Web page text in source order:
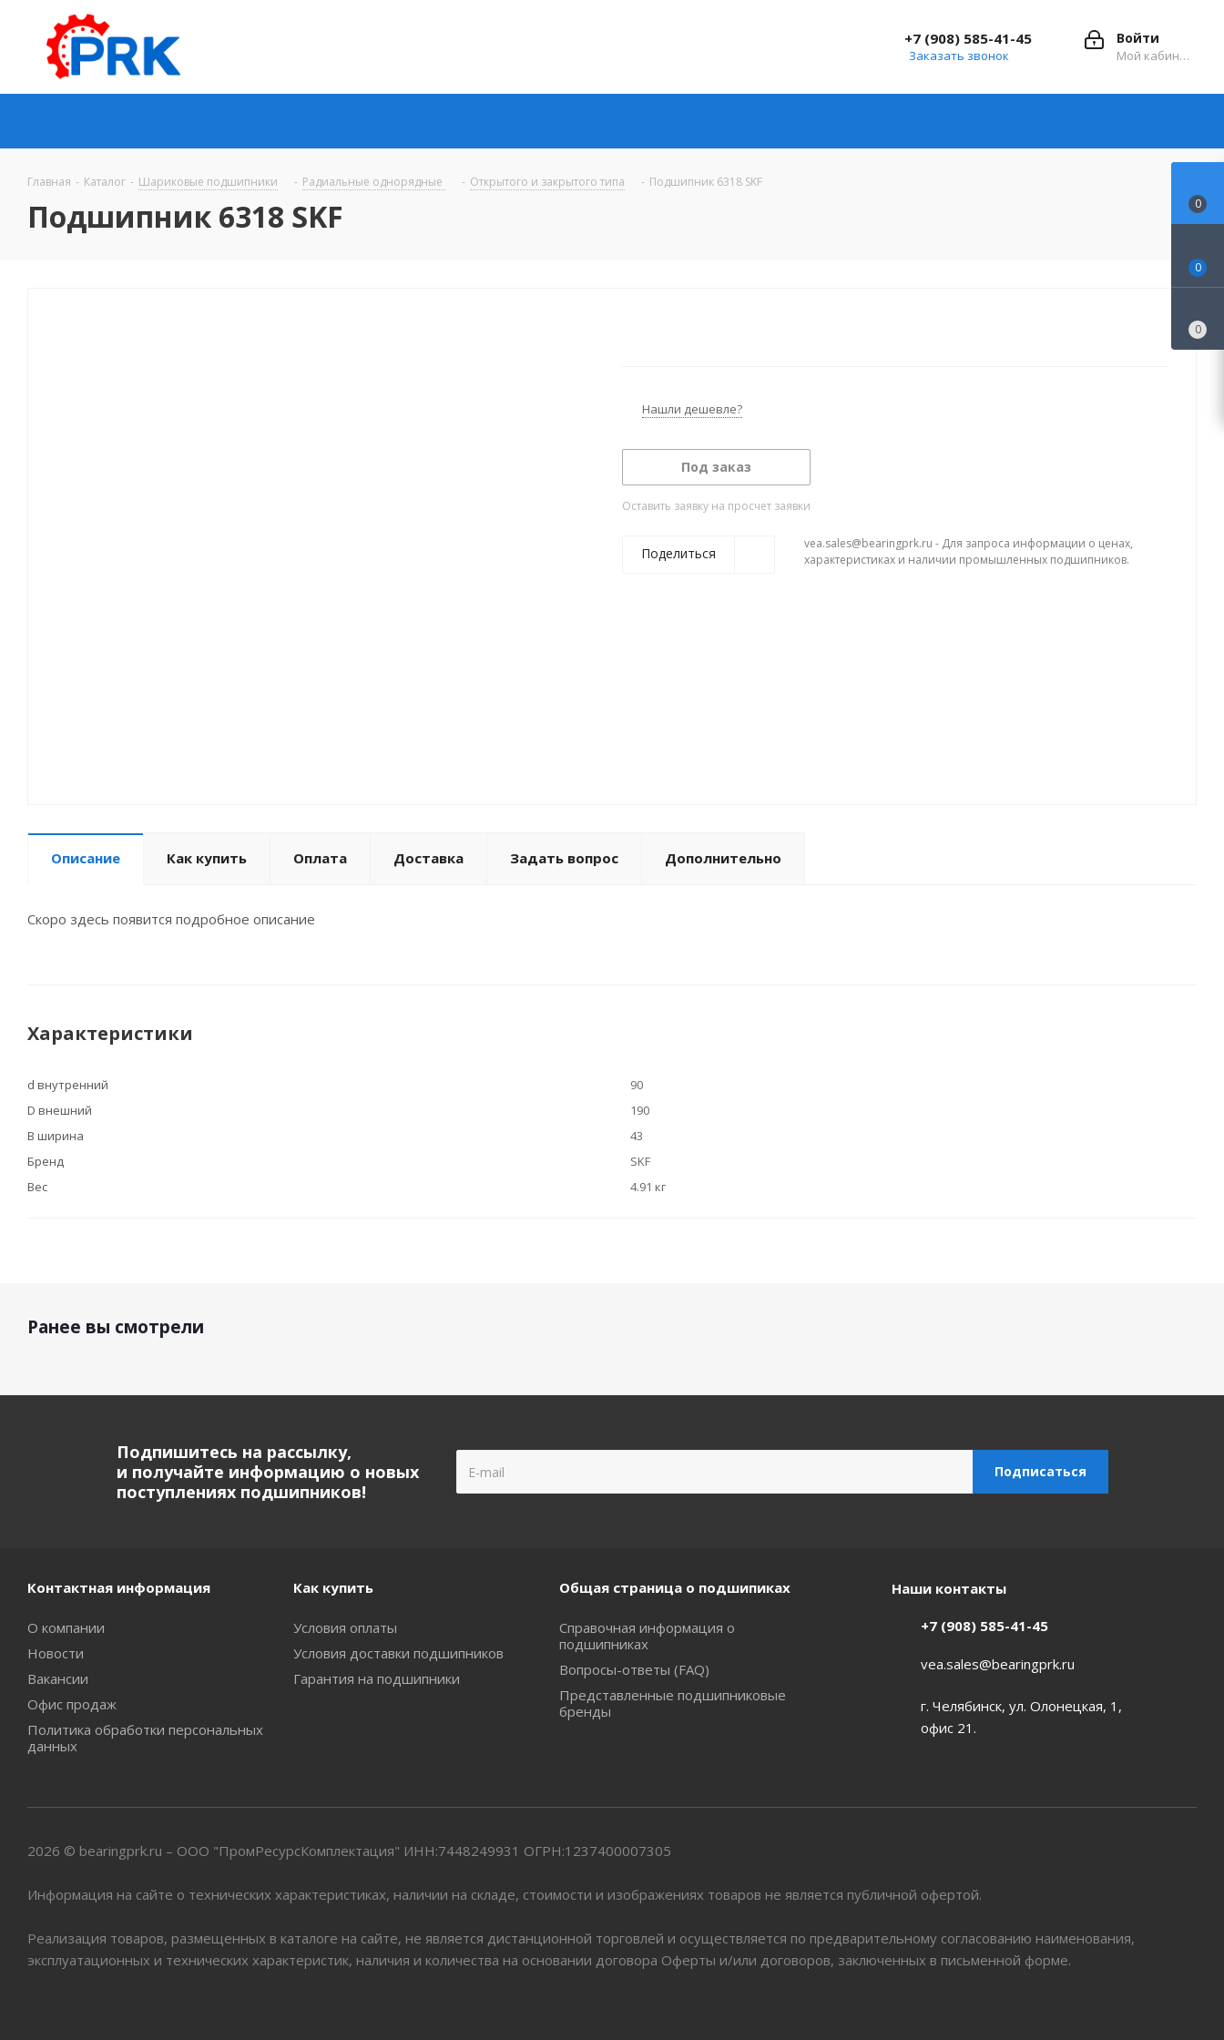
Войти
Мой кабинет
+7 (908) 585-41-45
Заказать звонок
Главная - Каталог - Шариковые подшипники - Радиальные однорядные - Открытого и закрытого типа - Подшипник 6318 SKF
Подшипник 6318 SKF
Нашли дешевле?
Под заказ
Оставить заявку на просчет заявки
Поделиться
vea.sales@bearingprk.ru - Для запроса информации о ценах,
характеристиках и наличии промышленных подшипников.
Описание Как купить Оплата Доставка Задать вопрос Дополнительно
Скоро здесь появится подробное описание
Характеристики
d внутренний
90
D внешний
190
B ширина
43
Бренд
SKF
Вес
4.91 кг
Ранее вы смотрели
Подпишитесь на рассылку,
и получайте информацию о новых
поступлениях подшипников!
Контактная информация
О компании
Новости
Вакансии
Офис продаж
Политика обработки персональных
данных
Как купить
Условия оплаты
Условия доставки подшипников
Гарантия на подшипники
Общая страница о подшипиках
Справочная информация о
подшипниках
Вопросы-ответы (FAQ)
Представленные подшипниковые
бренды
Наши контакты
+7 (908) 585-41-45
vea.sales@bearingprk.ru
г. Челябинск, ул. Олонецкая, 1,
офис 21.
2026 © bearingprk.ru – ООО "ПромРесурсКомплектация" ИНН:7448249931 ОГРН:1237400007305
Информация на сайте о технических характеристиках, наличии на складе, стоимости и изображениях товаров не является публичной офертой.
Реализация товаров, размещенных в каталоге на сайте, не является дистанционной торговлей и осуществляется по предварительному согласованию наименования,
эксплуатационных и технических характеристик, наличия и количества на основании договора Оферты и/или договоров, заключенных в письменной форме.
0
0
0